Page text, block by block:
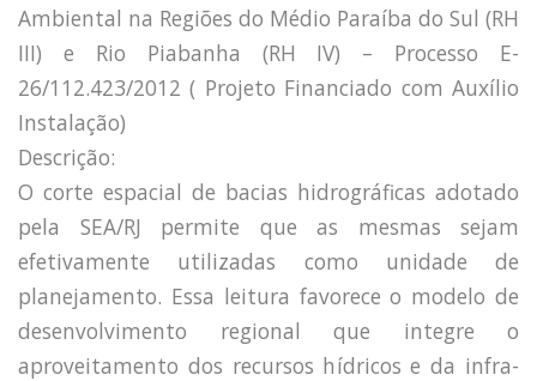
Exemplo de Externalidade e Poluição
Instrumentos Econômicos na Poluição
Instrumento de Comando e Controle
Princípio do Poluidor Pagador
Ronald Coase e Poluição
Críticas ao Teorema
Economia do Setor Público e Meio Ambiente
Parceiros
Publicações
Vídeos Educativos
Ambiental na Regiões do Médio Paraíba do Sul (RH
III) e Rio Piabanha (RH IV) – Processo E-
26/112.423/2012 ( Projeto Financiado com Auxílio
Instalação)
Descrição:
O corte espacial de bacias hidrográficas adotado
pela SEA/RJ permite que as mesmas sejam
efetivamente utilizadas como unidade de
planejamento. Essa leitura favorece o modelo de
desenvolvimento regional que integre o
aproveitamento dos recursos hídricos e da infra-